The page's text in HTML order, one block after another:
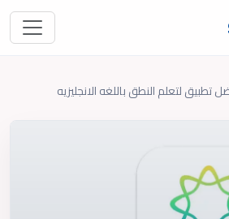
تطبيق لتعلم النطق باللغه الانجليزيه